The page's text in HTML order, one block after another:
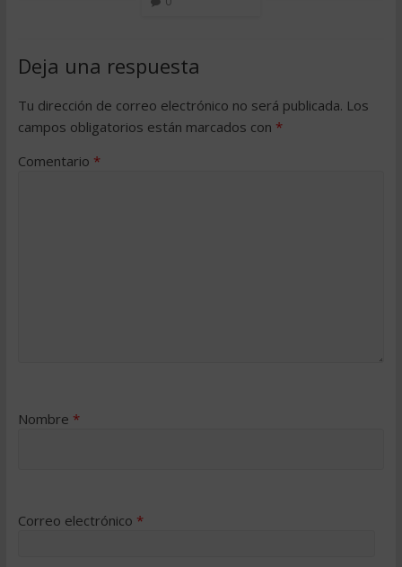
Deja una respuesta
Tu dirección de correo electrónico no será publicada. Los
campos obligatorios están marcados con *
Comentario *
Nombre *
Correo electrónico *